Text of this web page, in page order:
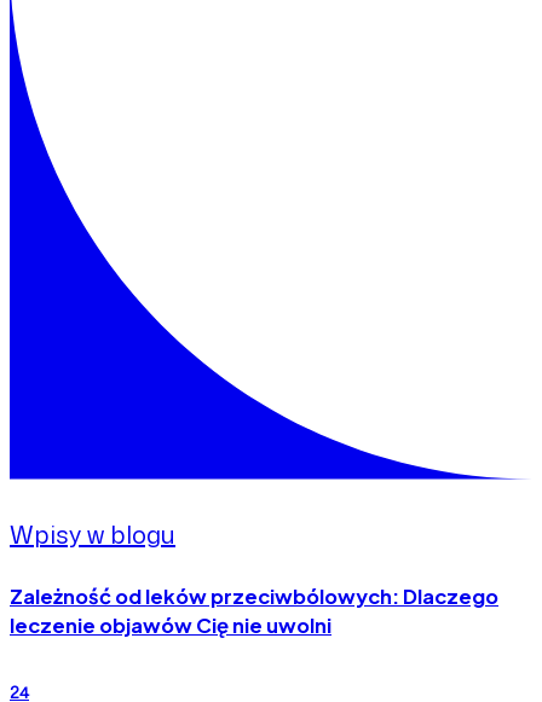
Wpisy w blogu
Zależność od leków przeciwbólowych: Dlaczego
leczenie objawów Cię nie uwolni
24